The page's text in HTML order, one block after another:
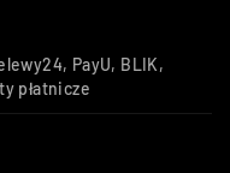
PayU, BLIK,
płatnicze